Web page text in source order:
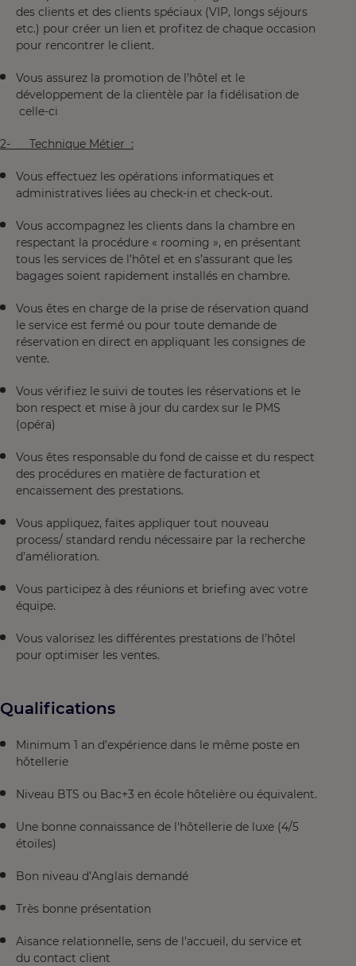
des clients et des clients spéciaux (VIP, longs séjours
etc.) pour créer un lien et profitez de chaque occasion
pour rencontrer le client.
Vous assurez la promotion de l’hôtel et le
développement de la clientèle par la fidélisation de
celle-ci
2- Technique Métier :
Vous effectuez les opérations informatiques et
administratives liées au check-in et check-out.
Vous accompagnez les clients dans la chambre en
respectant la procédure « rooming », en présentant
tous les services de l’hôtel et en s’assurant que les
bagages soient rapidement installés en chambre.
Vous êtes en charge de la prise de réservation quand
le service est fermé ou pour toute demande de
réservation en direct en appliquant les consignes de
vente.
Vous vérifiez le suivi de toutes les réservations et le
bon respect et mise à jour du cardex sur le PMS
(opéra)
Vous êtes responsable du fond de caisse et du respect
des procédures en matière de facturation et
encaissement des prestations.
Vous appliquez, faites appliquer tout nouveau
process/ standard rendu nécessaire par la recherche
d’amélioration.
Vous participez à des réunions et briefing avec votre
équipe.
Vous valorisez les différentes prestations de l’hôtel
pour optimiser les ventes.
Qualifications
Minimum 1 an d’expérience dans le même poste en
hôtellerie
Niveau BTS ou Bac+3 en école hôtelière ou équivalent.
Une bonne connaissance de l'hôtellerie de luxe (4/5
étoiles)
Bon niveau d’Anglais demandé
Très bonne présentation
Aisance relationnelle, sens de l'accueil, du service et
du contact client